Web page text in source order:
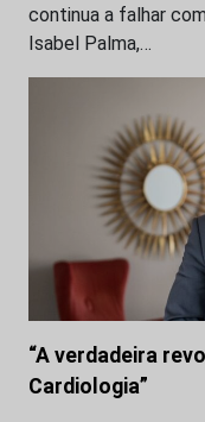
continua a falhar
Isabel Palma,…
“A verdadeira
Cardiologia”